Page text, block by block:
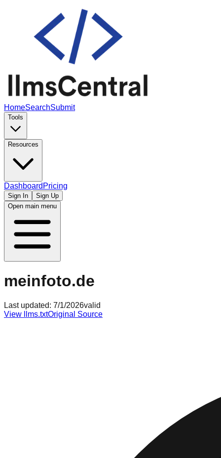
HomeSearchSubmit
Tools
Resources
Dashboard Pricing
Sign In
Sign Up
Open main menu
meinfoto.de
Last updated: 7/1/2026valid
View llms.txtOriginal Source